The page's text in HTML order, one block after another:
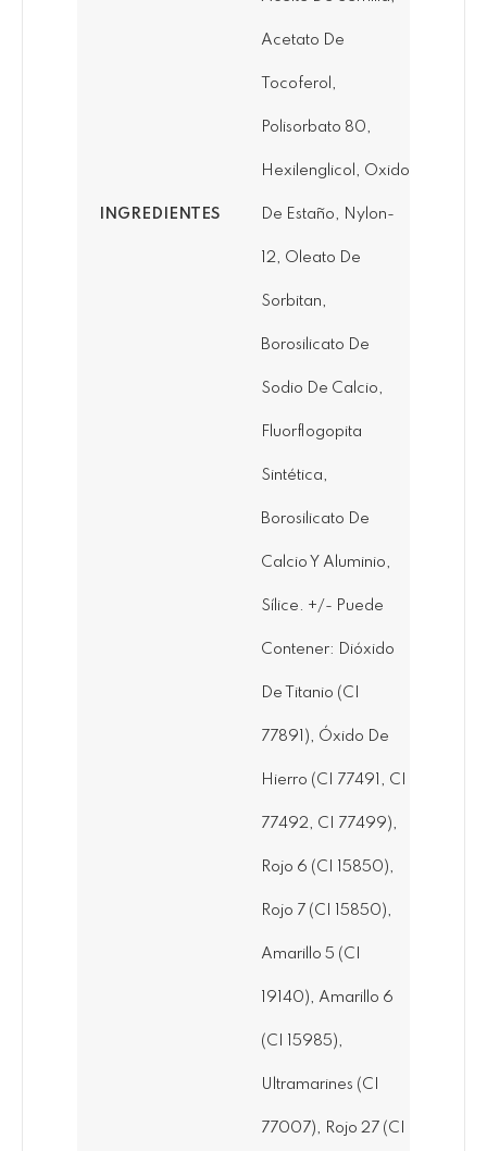
INGREDIENTES
Acetato De
Tocoferol,
Polisorbato 80,
Hexilenglicol, Oxido
De Estaño, Nylon-
12, Oleato De
Sorbitan,
Borosilicato De
Sodio De Calcio,
Fluorflogopita
Sintética,
Borosilicato De
Calcio Y Aluminio,
Sílice. +/- Puede
Contener: Dióxido
De Titanio (CI
77891), Óxido De
Hierro (CI 77491, CI
77492, CI 77499),
Rojo 6 (CI 15850),
Rojo 7 (CI 15850),
Amarillo 5 (CI
19140), Amarillo 6
(CI 15985),
Ultramarines (CI
77007), Rojo 27 (CI